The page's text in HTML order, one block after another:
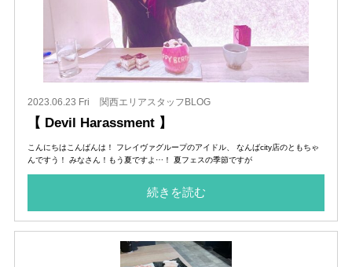
2023.06.23 Fri 関西エリアスタッフBLOG
【 Devil Harassment 】
こんにちはこんばんは！ フレイヴァグループのアイドル、 なんばcity店のともちゃ
んですう！ みなさん！もう夏ですよ⋯！ 夏フェスの季節ですが
続きを読む